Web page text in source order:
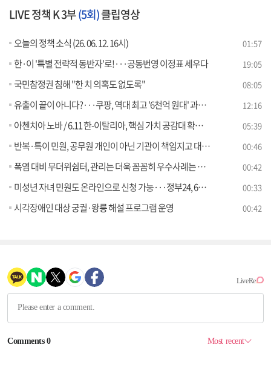
LIVE 정책 K 3부(5회)클립영상
오늘의 정책 소식 (26. 06. 12. 16시) 01:57
한·이 '특별 전략적 동반자'로!···공동번영 이정표 세우다 19:05
국민참정권 침해 "한 치 의혹도 없도록" 08:05
유출이 끝이 아니다?···쿠팡, 역대 최고 '6천억 원대' 과징금 12:16
아첸치아 노바 / 6.11 한-이탈리아, 핵심 가치 공감대 확인 [외신에 비친 한국] 05:39
반복·특이 민원, 공무원 개인이 아닌 기관이 책임지고 대응한다 00:46
폭염 대비 무더위쉼터, 관리는 더욱 꼼꼼히 우수사례는 더욱 널리! 00:42
미성년 자녀 민원도 온라인으로 신청 가능···정부24, 6월 12일부터 대리 발급 서비스 시작 00:33
시각장애인 대상 궁궐·왕릉 해설 프로그램 운영 00:42